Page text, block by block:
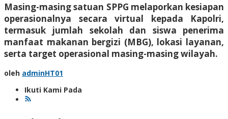
Masing-masing satuan SPPG melaporkan kesiapan
operasionalnya secara virtual kepada Kapolri,
termasuk jumlah sekolah dan siswa penerima
manfaat makanan bergizi (MBG), lokasi layanan,
serta target operasional masing-masing wilayah.
oleh adminHT01
Ikuti Kami Pada